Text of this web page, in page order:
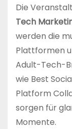
Die
Tech
werden die
Plattformen
Adult-Tech-
wie Best
Platform
sorgen für
Momente.